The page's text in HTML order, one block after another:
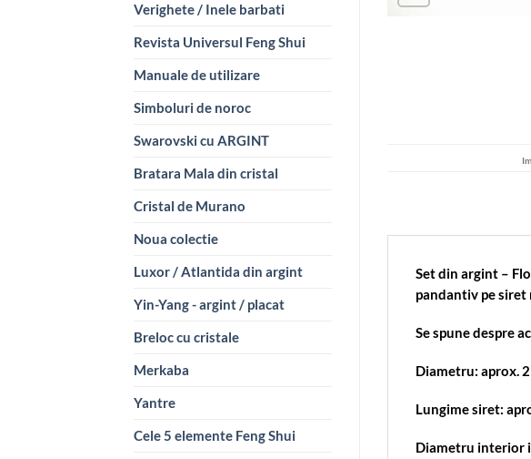
Verighete / Inele barbati
Revista Universul Feng Shui
Manuale de utilizare
Simboluri de noroc
Swarovski cu ARGINT
Bratara Mala din cristal
Cristal de Murano
Noua colectie
Luxor / Atlantida din argint
Yin-Yang - argint / placat
Breloc cu cristale
Merkaba
Yantre
Cele 5 elemente Feng Shui
Set din argint –
pandantiv pe siret
Se spune despre
Diametru: aprox.
Lungime siret:
Diametru interior